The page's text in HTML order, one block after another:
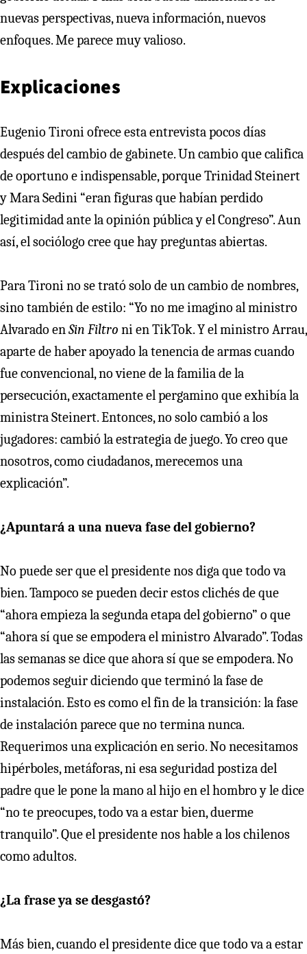
nuevas perspectivas, nueva información, nuevos
enfoques. Me parece muy valioso.
Explicaciones
Eugenio Tironi ofrece esta entrevista pocos días
después del cambio de gabinete. Un cambio que califica
de oportuno e indispensable, porque Trinidad Steinert
y Mara Sedini “eran figuras que habían perdido
legitimidad ante la opinión pública y el Congreso”. Aun
así, el sociólogo cree que hay preguntas abiertas.
Para Tironi no se trató solo de un cambio de nombres,
sino también de estilo: “Yo no me imagino al ministro
Alvarado en Sin Filtro ni en TikTok. Y el ministro Arrau,
aparte de haber apoyado la tenencia de armas cuando
fue convencional, no viene de la familia de la
persecución, exactamente el pergamino que exhibía la
ministra Steinert. Entonces, no solo cambió a los
jugadores: cambió la estrategia de juego. Yo creo que
nosotros, como ciudadanos, merecemos una
explicación”.
¿Apuntará a una nueva fase del gobierno?
No puede ser que el presidente nos diga que todo va
bien. Tampoco se pueden decir estos clichés de que
“ahora empieza la segunda etapa del gobierno” o que
“ahora sí que se empodera el ministro Alvarado”. Todas
las semanas se dice que ahora sí que se empodera. No
podemos seguir diciendo que terminó la fase de
instalación. Esto es como el fin de la transición: la fase
de instalación parece que no termina nunca.
Requerimos una explicación en serio. No necesitamos
hipérboles, metáforas, ni esa seguridad postiza del
padre que le pone la mano al hijo en el hombro y le dice
“no te preocupes, todo va a estar bien, duerme
tranquilo”. Que el presidente nos hable a los chilenos
como adultos.
¿La frase ya se desgastó?
Más bien, cuando el presidente dice que todo va a estar